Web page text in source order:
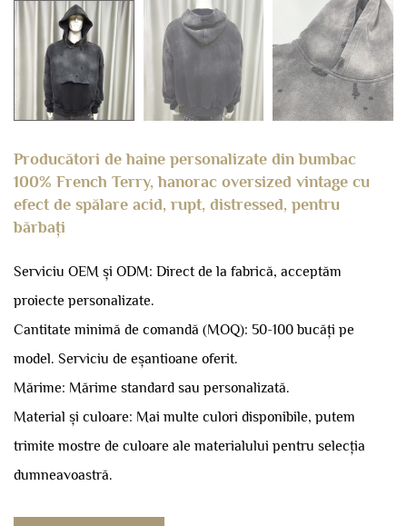
Producători de haine personalizate din bumbac
100% French Terry, hanorac oversized vintage cu
efect de spălare acid, rupt, distressed, pentru
bărbați
Serviciu OEM și ODM: Direct de la fabrică, acceptăm
proiecte personalizate.
Cantitate minimă de comandă (MOQ): 50-100 bucăți pe
model. Serviciu de eșantioane oferit.
Mărime: Mărime standard sau personalizată.
Material și culoare: Mai multe culori disponibile, putem
trimite mostre de culoare ale materialului pentru selecția
dumneavoastră.